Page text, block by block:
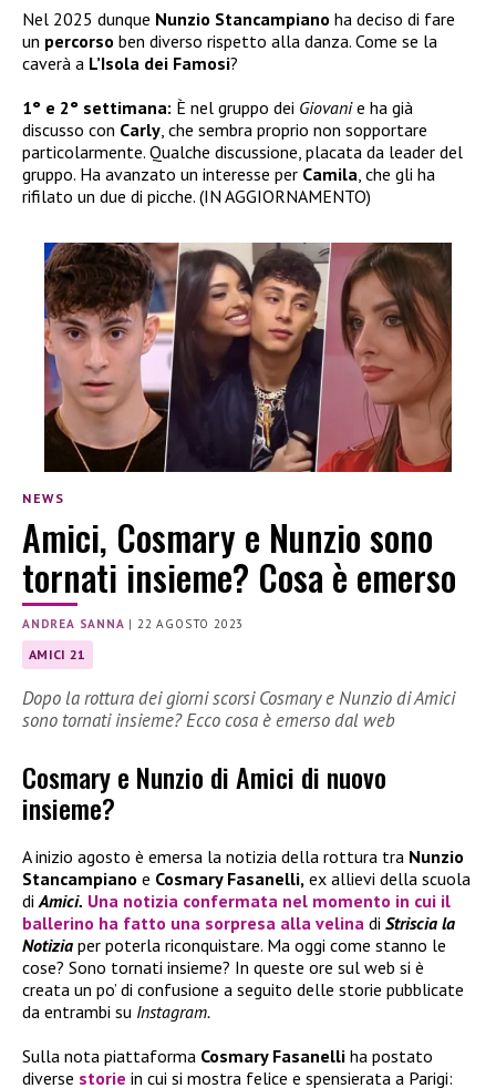
Nel 2025 dunque Nunzio Stancampiano ha deciso di fare
un percorso ben diverso rispetto alla danza. Come se la
caverà a L’Isola dei Famosi?
1° e 2° settimana: È nel gruppo dei Giovanie ha già
discusso con Carly, che sembra proprio non sopportare
particolarmente. Qualche discussione, placata da leader del
gruppo. Ha avanzato un interesse per Camila, che gli ha
rifilato un due di picche. (IN AGGIORNAMENTO)
NEWS
Amici, Cosmary e Nunzio sono
tornati insieme? Cosa è emerso
ANDREA SANNA | 22 AGOSTO 2023
AMICI 21
Dopo la rottura dei giorni scorsi Cosmary e Nunzio di Amici
sono tornati insieme? Ecco cosa è emerso dal web
Cosmary e Nunzio di Amici di nuovo
insieme?
A inizio agosto è emersa la notizia della rottura tra Nunzio
Stancampiano e Cosmary Fasanelli, ex allievi della scuola
di Amici. Una notizia confermata nel momento in cui il
ballerino ha fatto una sorpresa alla velina di Striscia la
Notizia per poterla riconquistare. Ma oggi come stanno le
cose? Sono tornati insieme? In queste ore sul web si è
creata un po’ di confusione a seguito delle storie pubblicate
da entrambi su Instagram.
Sulla nota piattaforma Cosmary Fasanelli ha postato
diverse storie in cui si mostra felice e spensierata a Parigi: